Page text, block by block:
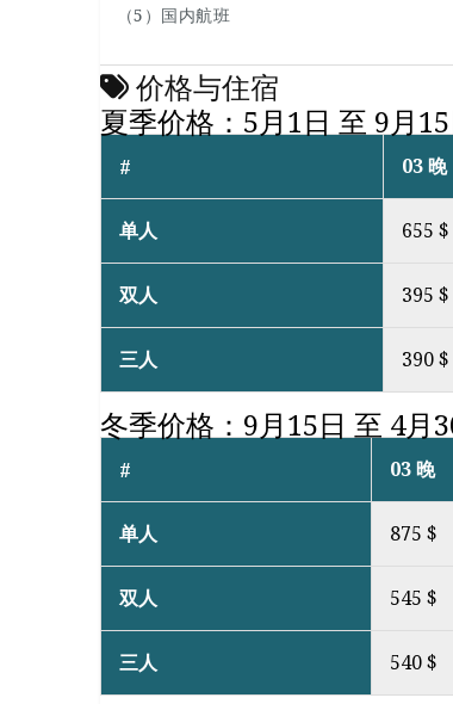
（5）国内航班
价格与住宿
夏季价格：5月1日 至 9月15
# 03 晚
单人 655 $
双人 395 $
三人 390 $
冬季价格：9月15日 至 4月
# 03 晚
单人 875 $
双人 545 $
三人 540 $